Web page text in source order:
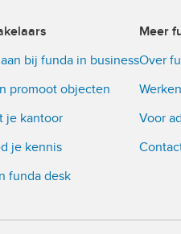
bij funda in business
promoot objecten
je kantoor
je kennis
funda desk
Meer
Over
Voor